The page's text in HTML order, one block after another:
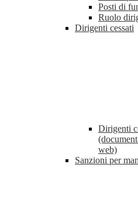
Posti di
Ruolo
Dirigenti cessati
Dirigenti
web)
Sanzioni per